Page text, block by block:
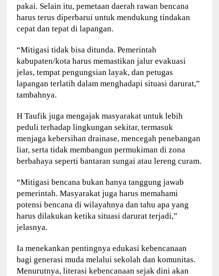
pakai. Selain itu, pemetaan daerah rawan bencana
harus terus diperbarui untuk mendukung tindakan
cepat dan tepat di lapangan.
“Mitigasi tidak bisa ditunda. Pemerintah
kabupaten/kota harus memastikan jalur evakuasi
jelas, tempat pengungsian layak, dan petugas
lapangan terlatih dalam menghadapi situasi darurat,”
tambahnya.
H Taufik juga mengajak masyarakat untuk lebih
peduli terhadap lingkungan sekitar, termasuk
menjaga kebersihan drainase, mencegah penebangan
liar, serta tidak membangun permukiman di zona
berbahaya seperti bantaran sungai atau lereng curam.
“Mitigasi bencana bukan hanya tanggung jawab
pemerintah. Masyarakat juga harus memahami
potensi bencana di wilayahnya dan tahu apa yang
harus dilakukan ketika situasi darurat terjadi,”
jelasnya.
Ia menekankan pentingnya edukasi kebencanaan
bagi generasi muda melalui sekolah dan komunitas.
Menurutnya, literasi kebencanaan sejak dini akan